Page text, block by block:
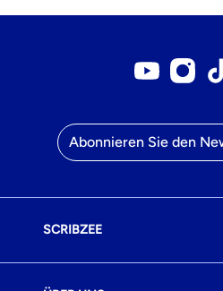
E-Mail Adresse
SCRIBZEE